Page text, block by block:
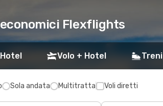
Flexflights
Hotel Volo + Hotel Treni
Sola andata Multitratta Voli diretti